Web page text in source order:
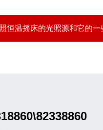
恒温摇床的光照源和它的一